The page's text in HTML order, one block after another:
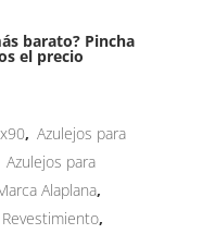
barato? Pincha
el precio
, Azulejos para
Azulejos para
Alaplana,
Revestimiento,